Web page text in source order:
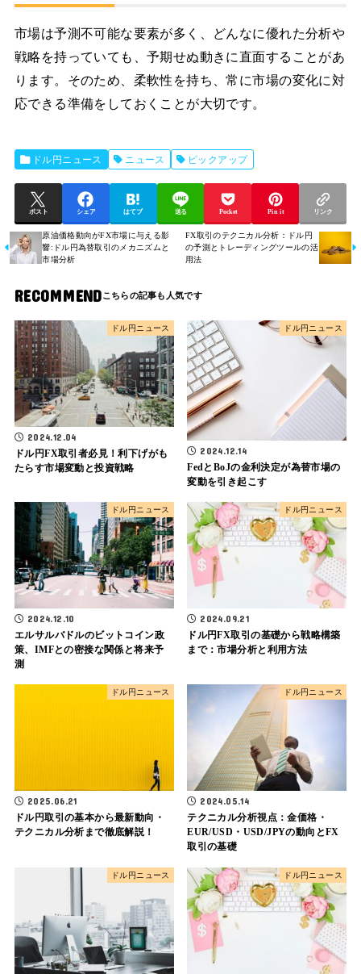
市場は予測不可能な要素が多く、どんなに優れた分析や
戦略を持っていても、予期せぬ動きに直面することがあ
ります。そのため、柔軟性を持ち、常に市場の変化に対
応できる準備をしておくことが大切です。
ドル円ニュース ニュース ピックアップ
ポスト シェア はてブ 送る Pocket Pin it リンク
原油価格動向がFX市場に与える影
響:ドル円為替取引のメカニズムと
市場分析
FX取引のテクニカル分析：ドル円
の予測とトレーディングツールの活
用法
RECOMMEND
ドル円ニュース
2024.12.04
ドル円FX取引者必見！利下げがも
たらす市場変動と投資戦略
ドル円ニュース
2024.12.14
FedとBoJの金利決定が為替市場の
変動を引き起こす
ドル円ニュース
2024.12.10
エルサルバドルのビットコイン政
策、IMFとの密接な関係と将来予
測
ドル円ニュース
2024.09.21
ドル円FX取引の基礎から戦略構築
まで：市場分析と利用方法
ドル円ニュース
2025.06.21
ドル円取引の基本から最新動向・
テクニカル分析まで徹底解説！
ドル円ニュース
2024.05.14
テクニカル分析視点：金価格・
EUR/USD・USD/JPYの動向とFX
取引の基礎
ドル円ニュース ドル円ニュース